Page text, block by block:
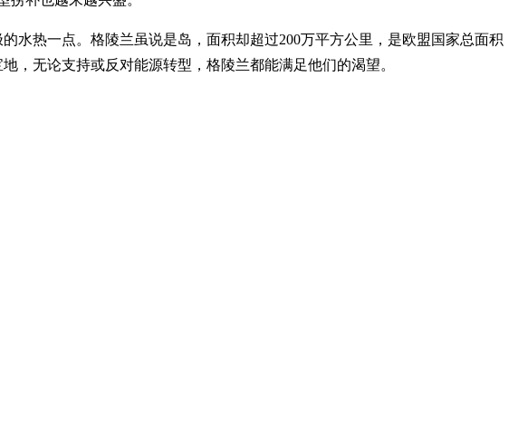
水热一点。格陵兰虽说是岛，面积却超过200万平方公里，是欧盟国家总面积
，无论支持或反对能源转型，格陵兰都能满足他们的渴望。